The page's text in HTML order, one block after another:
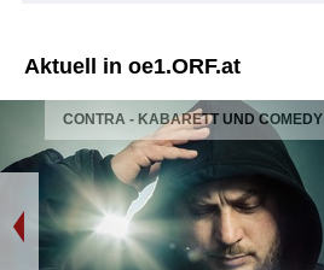
Aktuell in oe1.ORF.at
CONTRA - KABARETT UND COMEDY